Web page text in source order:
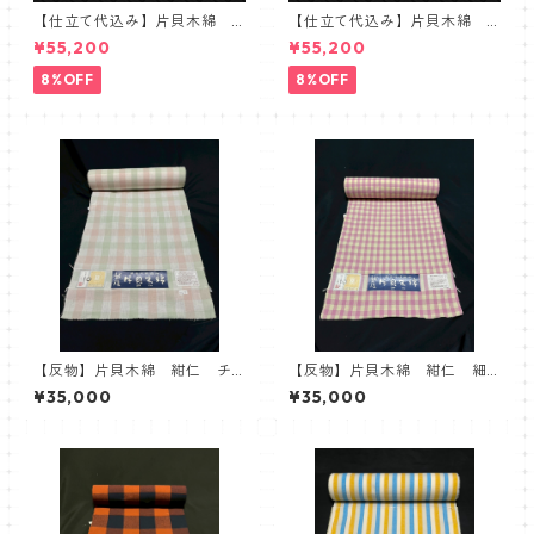
【仕立て代込み】片貝木綿
紺仁 ストライプ グレー
浅葱 木綿反物
¥55,200
8%OFF
【仕立て代込み】片貝木綿
紺仁 ギンガムチェック
黒 レッド
¥55,200
8%OFF
【反物】片貝木綿 紺仁 チ
ェック ホワイト ピンク
グリーン
¥35,000
【反物】片貝木綿 紺仁 細
かいチェック 生成り ピン
ク
¥35,000